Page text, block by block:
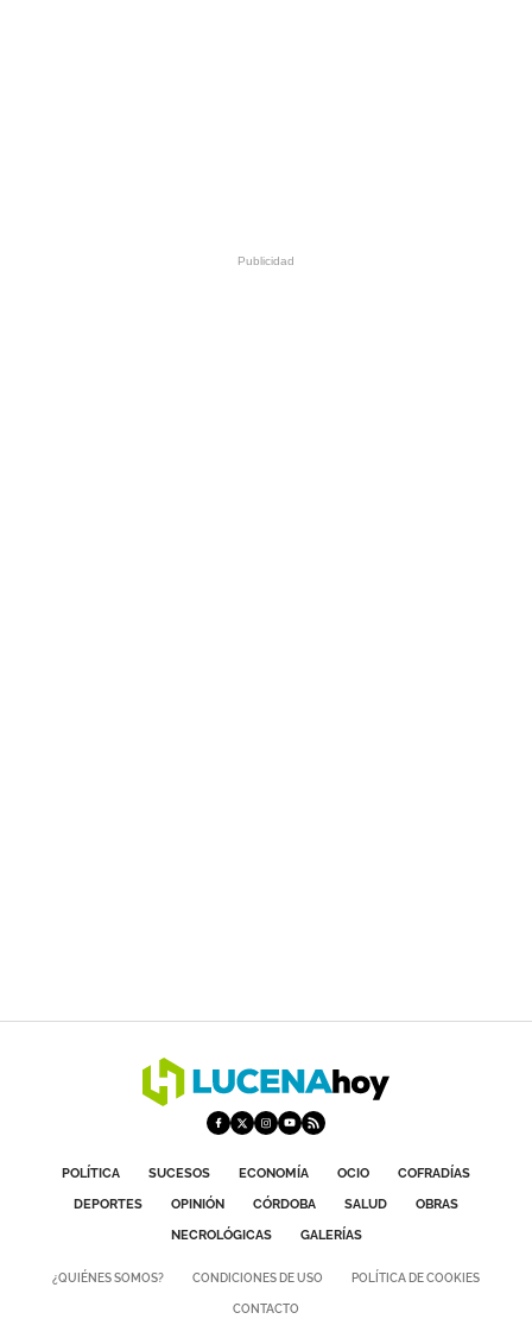
POLÍTICA SUCESOS ECONOMÍA OCIO
COFRADÍAS
DEPORTES
OPINIÓN CÓRDOBA SALUD
OBRAS
NECROLÓGICAS
GALERÍAS
¿QUIÉNES SOMOS? CONDICIONES DE USO POLÍTICA DE COOKIES
CONTACTO